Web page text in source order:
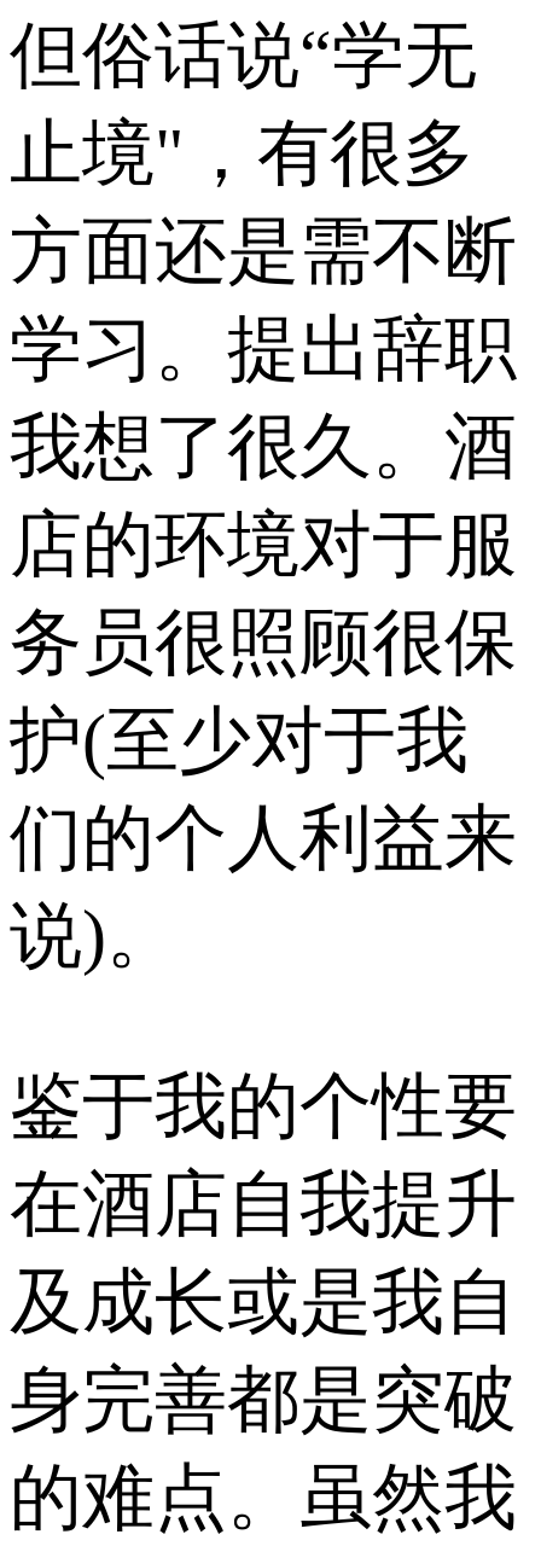
但俗话说“学无
止境"，有很多
方面还是需不断
学习。提出辞职
我想了很久。酒
店的环境对于服
务员很照顾很保
护(至少对于我
们的个人利益来
说)。
鉴于我的个性要
在酒店自我提升
及成长或是我自
身完善都是突破
的难点。虽然我